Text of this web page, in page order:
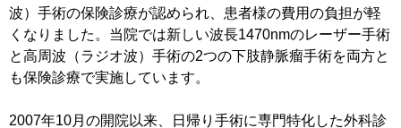
波）手術の保険診療が認められ、患者様の費用の負担が軽
くなりました。当院では新しい波長1470nmのレーザー手術
と高周波（ラジオ波）手術の2つの下肢静脈瘤手術を両方と
も保険診療で実施しています。
2007年10月の開院以来、日帰り手術に専門特化した外科診